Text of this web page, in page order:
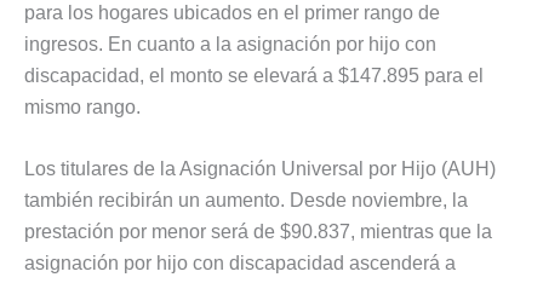
para los hogares ubicados en el primer rango de
ingresos. En cuanto a la asignación por hijo con
discapacidad, el monto se elevará a $147.895 para el
mismo rango.
Los titulares de la Asignación Universal por Hijo (AUH)
también recibirán un aumento. Desde noviembre, la
prestación por menor será de $90.837, mientras que la
asignación por hijo con discapacidad ascenderá a